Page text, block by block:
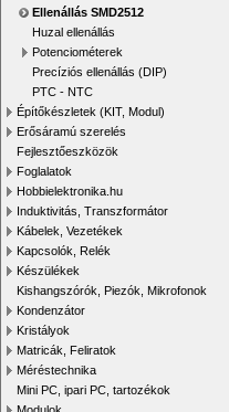
Ellenállás SMD2512
Huzal ellenállás
Potenciométerek
Precíziós ellenállás (DIP)
PTC - NTC
Építőkészletek (KIT, Modul)
Erősáramú szerelés
Fejlesztőeszközök
Foglalatok
Hobbielektronika.hu
Induktivitás, Transzformátor
Kábelek, Vezetékek
Kapcsolók, Relék
Készülékek
Kishangszórók, Piezók, Mikrofonok
Kondenzátor
Kristályok
Matricák, Feliratok
Méréstechnika
Mini PC, ipari PC, tartozékok